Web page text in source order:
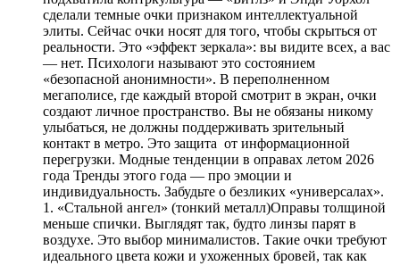
сделали темные очки признаком интеллектуальной
элиты. Сейчас очки носят для того, чтобы скрыться от
реальности. Это «эффект зеркала»: вы видите всех, а вас
— нет. Психологи называют это состоянием
«безопасной анонимности». В переполненном
мегаполисе, где каждый второй смотрит в экран, очки
создают личное пространство. Вы не обязаны никому
улыбаться, не должны поддерживать зрительный
контакт в метро. Это защита от информационной
перегрузки. Модные тенденции в оправах летом 2026
года Тренды этого года — про эмоции и
индивидуальность. Забудьте о безликих «универсалах».
1. «Стальной ангел» (тонкий металл)Оправы толщиной
меньше спички. Выглядят так, будто линзы парят в
воздухе. Это выбор минималистов. Такие очки требуют
идеального цвета кожи и ухоженных бровей, так как